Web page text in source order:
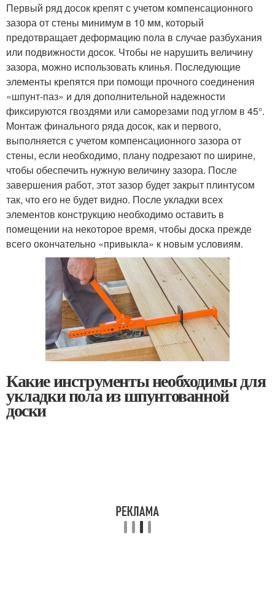
Первый ряд досок крепят с учетом компенсационного
зазора от стены минимум в 10 мм, который
предотвращает деформацию пола в случае разбухания
или подвижности досок. Чтобы не нарушить величину
зазора, можно использовать клинья. Последующие
элементы крепятся при помощи прочного соединения
«шпунт-паз» и для дополнительной надежности
фиксируются гвоздями или саморезами под углом в 45°.
Монтаж финального ряда досок, как и первого,
выполняется с учетом компенсационного зазора от
стены, если необходимо, плану подрезают по ширине,
чтобы обеспечить нужную величину зазора. После
завершения работ, этот зазор будет закрыт плинтусом
так, что его не будет видно. После укладки всех
элементов конструкцию необходимо оставить в
помещении на некоторое время, чтобы доска прежде
всего окончательно «привыкла» к новым условиям.
Какие инструменты необходимы для
укладки пола из шпунтованной
доски